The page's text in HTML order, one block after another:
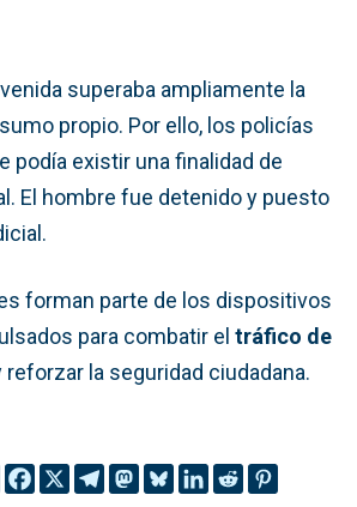
superaba ampliamente la
propio. Por ello, los policías
podía existir una finalidad de
El hombre fue detenido y puesto
forman parte de los dispositivos
para combatir el tráfico de
reforzar la seguridad ciudadana.